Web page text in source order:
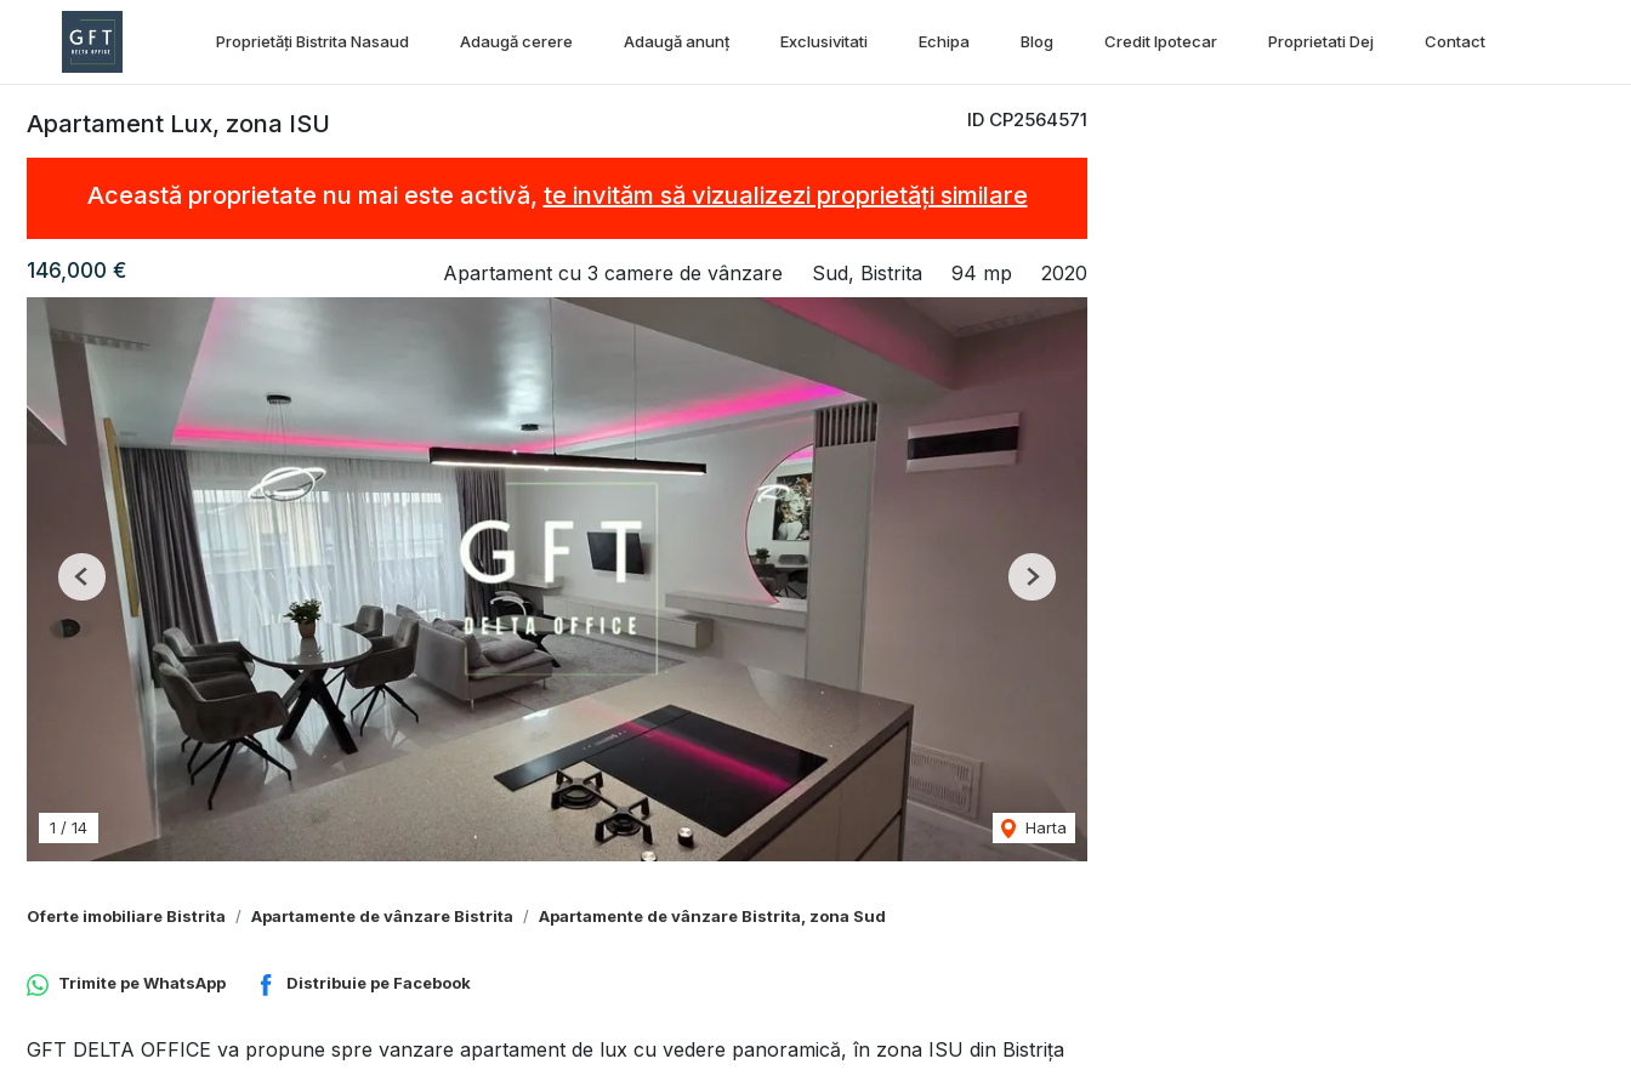
Proprietăți Bistrita Nasaud Adaugă cerere Adaugă anunț Exclusivitati Echipa Blog Credit Ipotecar Proprietati Dej Contact
ID CP2564571
Apartament Lux, zona ISU
Această proprietate nu mai este activă, te invităm să vizualizezi proprietăți similare
146,000 € Apartament cu 3 camere de vânzare Sud, Bistrita 94 mp 2020
1 / 14 Harta
Previous Next
Oferte imobiliare Bistrita Apartamente de vânzare Bistrita Apartamente de vânzare Bistrita, zona Sud
Trimite peWhatsApp Distribuie pe Facebook
GFT DELTA OFFICE va propune spre vanzare apartament de lux cu vedere panoramică, în zona ISU din Bistrița